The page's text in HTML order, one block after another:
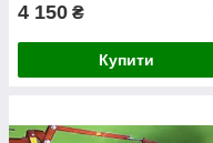
4 150 ₴
Купити